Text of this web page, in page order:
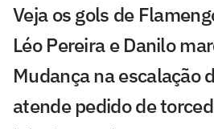
Veja os gols de
Léo Pereira e Danilo
Mudança na escalação
atende pedido de